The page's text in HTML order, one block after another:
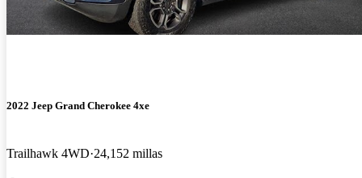
2022 Jeep Grand Cherokee 4xe
Trailhawk 4WD 24,152 millas